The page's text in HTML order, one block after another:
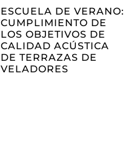
ESCUELA DE VERANO:
CUMPLIMIENTO DE
LOS OBJETIVOS DE
CALIDAD ACÚSTICA
DE TERRAZAS DE
VELADORES